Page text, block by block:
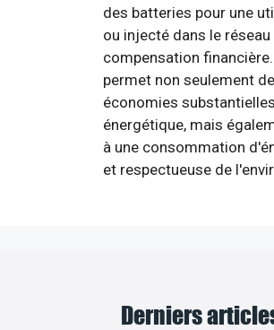
des batteries pour une
ou injecté dans le
compensation
permet non seulement
économies
énergétique, mais
à une consommation
et respectueuse de
Derniers